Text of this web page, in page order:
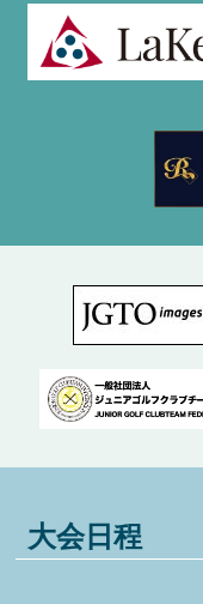
大会日程